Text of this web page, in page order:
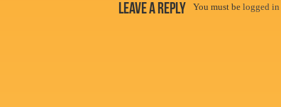
Leave a Reply You must be logged in